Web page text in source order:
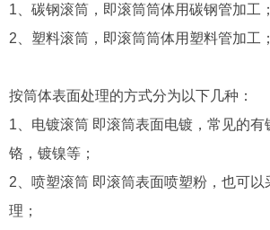
1、碳钢滚筒，即滚筒筒体用碳钢管加工；
2、塑料滚筒，即滚筒筒体用塑料管加工；
按筒体表面处理的方式分为以下几种：
1、电镀滚筒 即滚筒表面电镀，常见的有
铬，镀镍等；
2、喷塑滚筒 即滚筒表面喷塑粉，也可以
理；